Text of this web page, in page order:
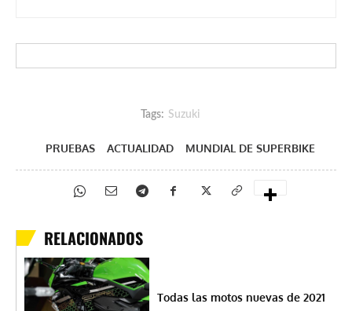
Tags: Suzuki
PRUEBAS ACTUALIDAD MUNDIAL DE SUPERBIKE
RELACIONADOS
Todas las motos nuevas de 2021